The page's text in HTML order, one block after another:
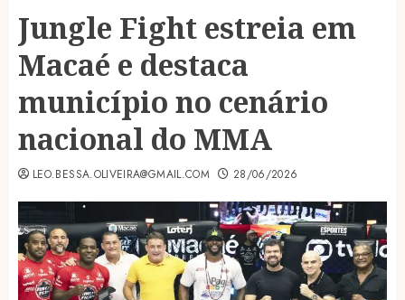
Jungle Fight estreia em
Macaé e destaca
município no cenário
nacional do MMA
LEO.BESSA.OLIVEIRA@GMAIL.COM 28/06/2026